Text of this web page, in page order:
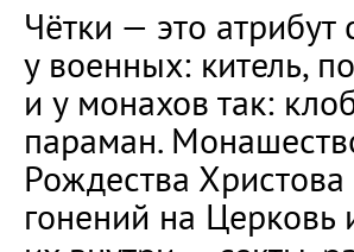
Чётки — это
у военных: китель,
и у монахов так:
параман.
Рождества
гонений на Церковь